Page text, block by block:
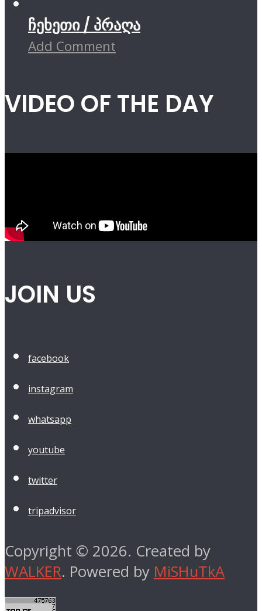
ჩეხეთი / პრაღა
Add Comment
VIDEO OF THE DAY
JOIN US
facebook
instagram
whatsapp
youtube
twitter
tripadvisor
Copyright © 2026. Created by
WALKER. Powered by MiSHuTkA